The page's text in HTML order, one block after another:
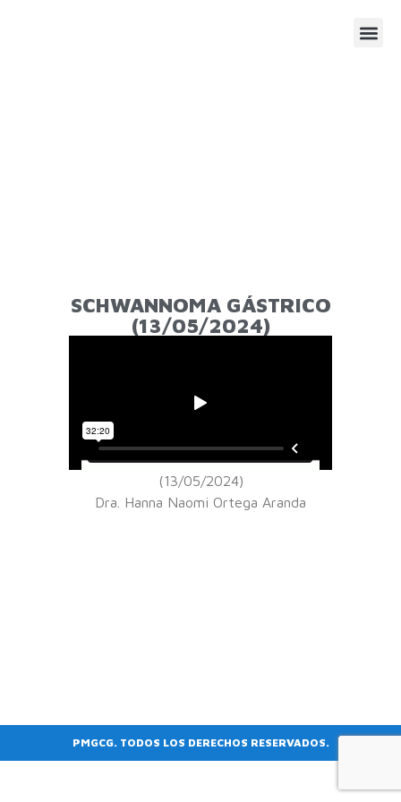
SCHWANNOMA GÁSTRICO
(13/05/2024)
(13/05/2024)
Dra. Hanna Naomi Ortega Aranda
PMGCG. TODOS LOS DERECHOS RESERVADOS.